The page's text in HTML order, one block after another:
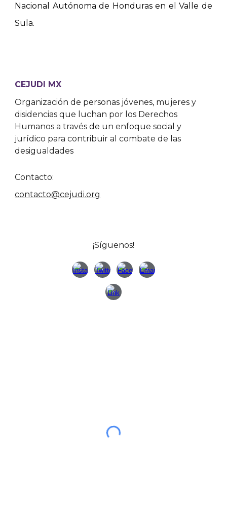
Nacional Autónoma de Honduras en el Valle de
Sula.
CEJUDI MX
Organización de personas jóvenes, mujeres y
disidencias que luchan por los Derechos
Humanos a través de un enfoque social y
jurídico para contribuir al combate de las
desigualdades
Contacto:
contacto@cejudi.org
¡Síguenos!